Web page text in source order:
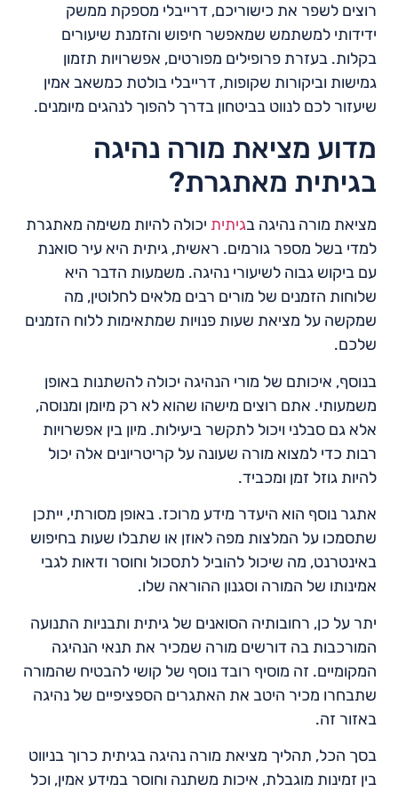
רוצים לשפר את כישוריכם, דרייבלי מספקת ממשק
ידידותי למשתמש שמאפשר חיפוש והזמנת שיעורים
בקלות. בעזרת פרופילים מפורטים, אפשרויות תזמון
גמישות וביקורות שקופות, דרייבלי בולטת כמשאב אמין
שיעזור לכם לנווט בביטחון בדרך להפוך לנהגים מיומנים.
מדוע מציאת מורה נהיגה
בגיתית מאתגרת?
מציאת מורה נהיגה בגיתית יכולה להיות משימה מאתגרת
למדי בשל מספר גורמים. ראשית, גיתית היא עיר סואנת
עם ביקוש גבוה לשיעורי נהיגה. משמעות הדבר היא
שלוחות הזמנים של מורים רבים מלאים לחלוטין, מה
שמקשה על מציאת שעות פנויות שמתאימות ללוח הזמנים
שלכם.
בנוסף, איכותם של מורי הנהיגה יכולה להשתנות באופן
משמעותי. אתם רוצים מישהו שהוא לא רק מיומן ומנוסה,
אלא גם סבלני ויכול לתקשר ביעילות. מיון בין אפשרויות
רבות כדי למצוא מורה שעונה על קריטריונים אלה יכול
להיות גוזל זמן ומכביד.
אתגר נוסף הוא היעדר מידע מרוכז. באופן מסורתי, ייתכן
שתסמכו על המלצות מפה לאוזן או שתבלו שעות בחיפוש
באינטרנט, מה שיכול להוביל לתסכול וחוסר ודאות לגבי
אמינותו של המורה וסגנון ההוראה שלו.
יתר על כן, רחובותיה הסואנים של גיתית ותבניות התנועה
המורכבות בה דורשים מורה שמכיר את תנאי הנהיגה
המקומיים. זה מוסיף רובד נוסף של קושי להבטיח שהמורה
שתבחרו מכיר היטב את האתגרים הספציפיים של נהיגה
באזור זה.
בסך הכל, תהליך מציאת מורה נהיגה בגיתית כרוך בניווט
בין זמינות מוגבלת, איכות משתנה וחוסר במידע אמין, וכל